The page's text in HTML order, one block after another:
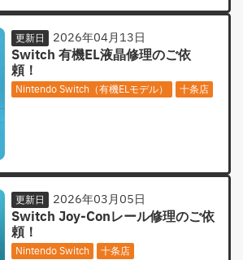
更新日 2026年04月13日
Switch 有機EL液晶修理のご依
頼！
Nintendo Switch（有機ELモデル） 十条店
更新日 2026年03月05日
Switch Joy-Conレール修理のご依
頼！
Nintendo Switch 十条店